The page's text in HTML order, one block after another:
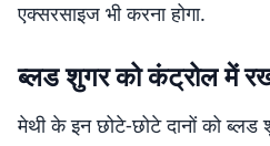
एक्सरसाइज भी करना होगा.
ब्लड शुगर को कंट्रोल में
मेथी के इन छोटे-छोटे दानों को